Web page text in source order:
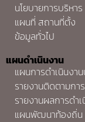
นโยบายการบริหาร
แผนที่ สถานที่ตั้ง
ข้อมูลทั่วไป
แผนดำเนินงาน
แผนการดำเนินงา
รายงานติดตามกา
รายงานผลการดำ
แผนพัฒนาท้องถิ่น